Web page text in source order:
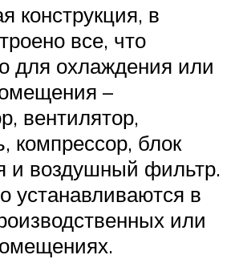
конструкция, в
все, что
для охлаждения или
–
вентилятор,
компрессор, блок
и воздушный фильтр.
устанавливаются в
или